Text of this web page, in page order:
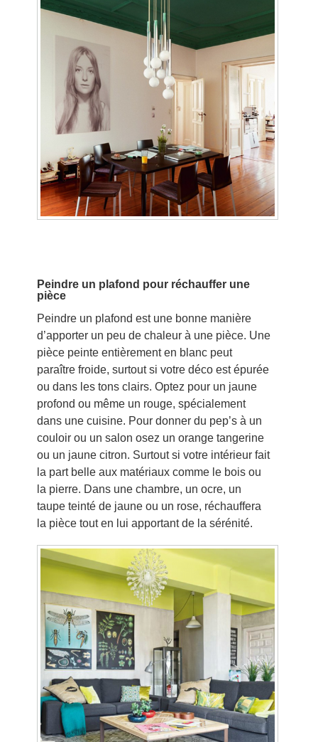
Peindre un plafond pour réchauffer une
pièce
Peindre un plafond est une bonne manière
d’apporter un peu de chaleur à une pièce. Une
pièce peinte entièrement en blanc peut
paraître froide, surtout si votre déco est épurée
ou dans les tons clairs. Optez pour un jaune
profond ou même un rouge, spécialement
dans une cuisine. Pour donner du pep’s à un
couloir ou un salon osez un orange tangerine
ou un jaune citron. Surtout si votre intérieur fait
la part belle aux matériaux comme le bois ou
la pierre. Dans une chambre, un ocre, un
taupe teinté de jaune ou un rose, réchauffera
la pièce tout en lui apportant de la sérénité.